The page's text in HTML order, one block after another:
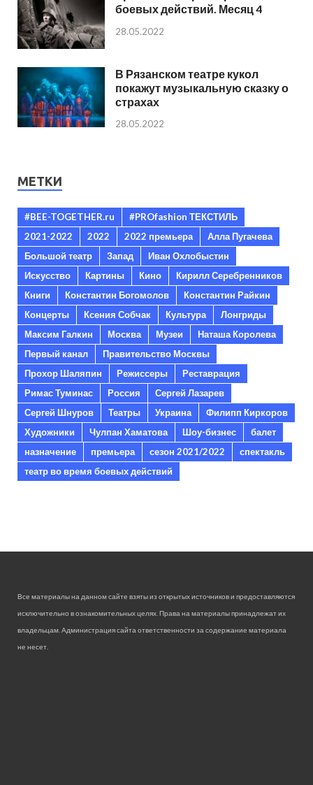
боевых действий. Месяц 4
28.05.2022
В Рязанском театре кукол
покажут музыкальную сказку о
страхах
28.05.2022
МЕТКИ
#BEE-TOGETHER.ru
#PROfashion ТЕКСТИЛЬ
2021-2022
2022 2022 премьера
Алла Пугачева
Большой театр
Запад
Иван Охлобыстин
Искусство
Картины Кино
Кирилл Серебренников
Книги
Константин Богомолов
Константин Райкин
Концерты
Ксения Собчак Культура
Лонгриды
Максим Галкин
Москва Музеи
Наташа Королева
Первый канал
Правительство Москвы
Прохор Шаляпин
Режиссеры
Реставрация
Римас Туминас
Россия
Сергей Лазарев
Сергей Шнуров
Театры Украина
Филипп Киркоров
Художники
Чулпан Хаматова Шоу-бизнес
балет
назначение
премьера сезон 2021/2022
спектакль
театр во время боевых действий
Все материалы на данном сайте взяты из открытых источников и предоставляются
исключительно в ознакомительных целях. Права на материалы принадлежат их
владельцам. Администрация сайта ответственности за содержание материала
не несет.